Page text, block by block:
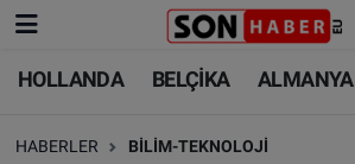
HOLLANDA BELÇİKA ALMANYA
HABERLER BİLİM-TEKNOLOJİ
HOLLANDA
BELÇİKA
HOLLANDA
BELÇİKA
Nöbetçi Eczaneler
Hava Durumu